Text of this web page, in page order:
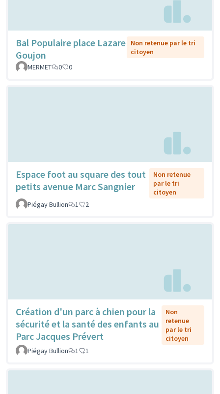
Bal Populaire place Lazare
Goujon
Non retenue par le tri
citoyen
MERMET
0 0
Espace foot au square des tout
petits avenue Marc Sangnier
Non retenue
par le tri
citoyen
Piégay Bullion
1 2
Création d'un parc à chien pour la
sécurité et la santé des enfants au
Parc Jacques Prévert
Non
retenue
par le tri
citoyen
Piégay Bullion
1 1